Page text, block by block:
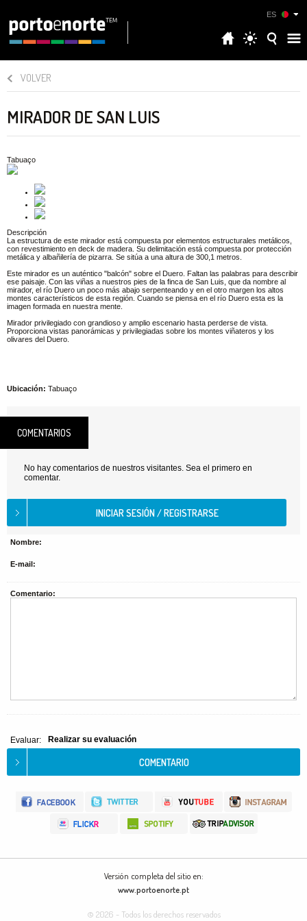
ES
VOLVER
MIRADOR DE SAN LUIS
Tabuaço
Descripción
La estructura de este mirador está compuesta por elementos estructurales metálicos,
con revestimiento en deck de madera. Su delimitación está compuesta por protección
metálica y albañilería de pizarra. Se sitúa a una altura de 300,1 metros.
Este mirador es un auténtico "balcón" sobre el Duero. Faltan las palabras para describir
ese paisaje. Con las viñas a nuestros pies de la finca de San Luis, que da nombre al
mirador, el río Duero un poco más abajo serpenteando y en el otro margen los altos
montes característicos de esta región. Cuando se piensa en el río Duero esta es la
imagen formada en nuestra mente.
Mirador privilegiado con grandioso y amplio escenario hasta perderse de vista.
Proporciona vistas panorámicas y privilegiadas sobre los montes viñateros y los
olivares del Duero.
Ubicación: Tabuaço
COMENTARIOS
No hay comentarios de nuestros visitantes. Sea el primero en
comentar.
Nombre:
E-mail:
Comentario:
Evaluar: Realizar su evaluación
Versión completa del sitio en:
www.portoenorte.pt
© 2026 - Todos los derechos reservados